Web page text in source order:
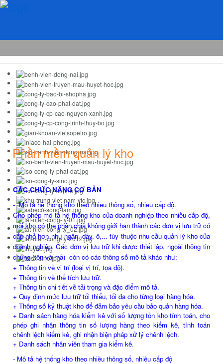
Phần mềm quản lý kho
CÁC CHỨC NĂNG CƠ BẢN
- Mô tả hệ thống kho theo nhiều thông số, nhiều cấp độ.
Cho phép mô tả hệ thống kho của doanh nghiệp theo nhiều cấp độ,
mỗi kho có thể phân chia không giới hạn thành các đơn vị lưu trữ có
cấp nhỏ hơn như ngăn, dãy, ô,... tùy thuộc nhu cầu quản lý kho của
doanh nghiệp. Các đơn vị lưu trữ khi được thiết lập, ngoài thông tin
chung (tên và mã) còn có các thông số mô tả khác như:
+ Thông tin về vị trí (loại vị trí, tọa độ).
+ Thông tin về thể tích lưu trữ.
+ Thông tin chi tiết về tải trọng và đặc điểm mô tả.
+ Quy định mức lưu trữ tối thiểu, tối đa cho từng loại hàng hóa.
+ Thông số kỹ thuật kho để đảm bảo yêu cầu bảo quản hàng hóa.
+ Danh sách hàng hóa kiểm kê với số lượng tồn kho tính toán, cho
phép ghi nhận thông tin số lượng hàng theo kiểm kê, tính toán
chênh lệch kiểm kê, ghi nhận biện pháp xử lý chênh lệch.
+ Danh sách nhân viên tham gia kiểm kê.
- Mô tả hệ thống kho theo nhiều thông số, nhiều cấp độ